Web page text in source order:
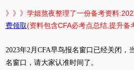
》》》学姐熬夜整理了一份备考资料
费领取(资料包含CFA必考点总结,提升备
2023年2月CFA早鸟报名窗口已经关闭，
名窗口，请大家认准时间了。